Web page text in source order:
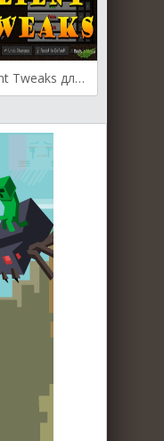
Client Tweaks для Майнкрафт [1.12.2, 1.11.2, 1.10.2]